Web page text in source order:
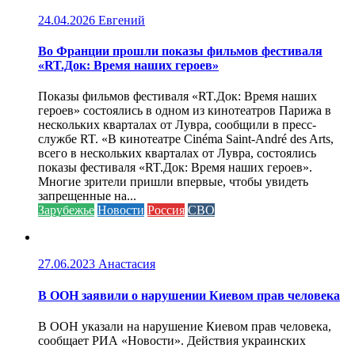
24.04.2026 Евгений
Во Франции прошли показы фильмов фестиваля
«RT.Док: Время наших героев»
Показы фильмов фестиваля «RT.Док: Время наших
героев» состоялись в одном из кинотеатров Парижа в
нескольких кварталах от Лувра, сообщили в пресс-
службе RT. «В кинотеатре Cinéma Saint-André des Arts,
всего в нескольких кварталах от Лувра, состоялись
показы фестиваля «RT.Док: Время наших героев».
Многие зрители пришли впервые, чтобы увидеть
запрещенные на...
Зарубежье Новости Россия СВО
27.06.2023 Анастасия
В ООН заявили о нарушении Киевом прав человека
В ООН указали на нарушение Киевом прав человека,
сообщает РИА «Новости». Действия украинских